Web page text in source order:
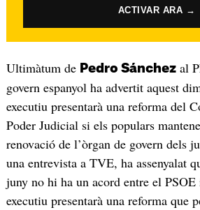
ACTIVAR ARA →
Ultimàtum de Pedro Sánchezal
govern espanyol ha advertit aquest
executiu presentarà una reforma del
Poder Judicial si els populars
renovació de l’òrgan de govern dels
una entrevista a TVE, ha assenyalat
juny no hi ha un acord entre el PSOE
executiu presentarà una reforma que